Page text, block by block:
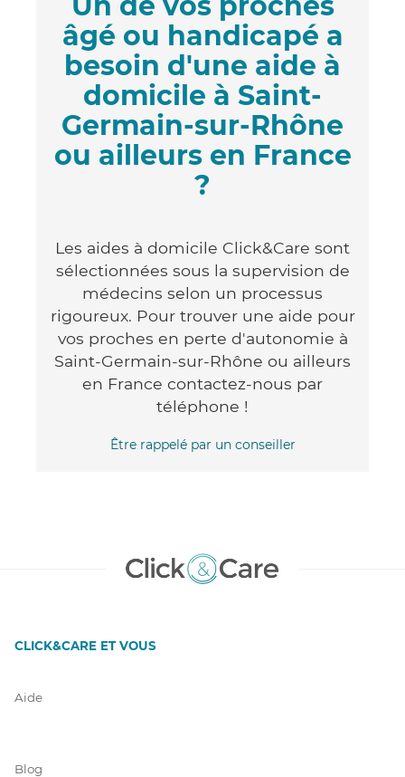
âgé ou handicapé a
besoin d'une aide à
domicile à Saint-
Germain-sur-Rhône
ou ailleurs en France
?
Les aides à domicile Click&Care sont
sélectionnées sous la supervision de
médecins selon un processus
rigoureux. Pour trouver une aide pour
vos proches en perte d'autonomie à
Saint-Germain-sur-Rhône ou ailleurs
en France contactez-nous par
téléphone !
Être rappelé par un conseiller
CLICK&CARE ET VOUS
Aide
Blog